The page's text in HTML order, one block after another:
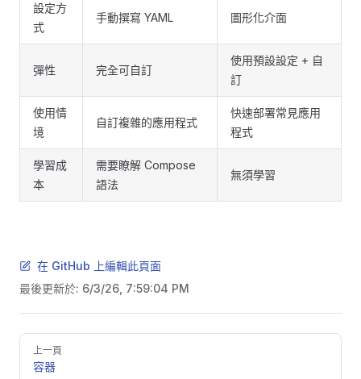
設定方
式
手動撰寫 YAML 圖形化介面
彈性 完全可自訂
使用預設設定 + 自
訂
使用情
境
自訂複雜的應用程式
快速部署常見應用
程式
學習成
本
需要瞭解 Compose
語法
無須學習
在 GitHub 上編輯此頁面
最後更新於: 6/3/26, 7:59:04 PM
Pager
上一頁
容器